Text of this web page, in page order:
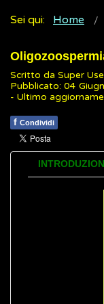
Sei qui: Home
Scritto da Super
Pubblicato: 04
- Ultimo
f Condividi